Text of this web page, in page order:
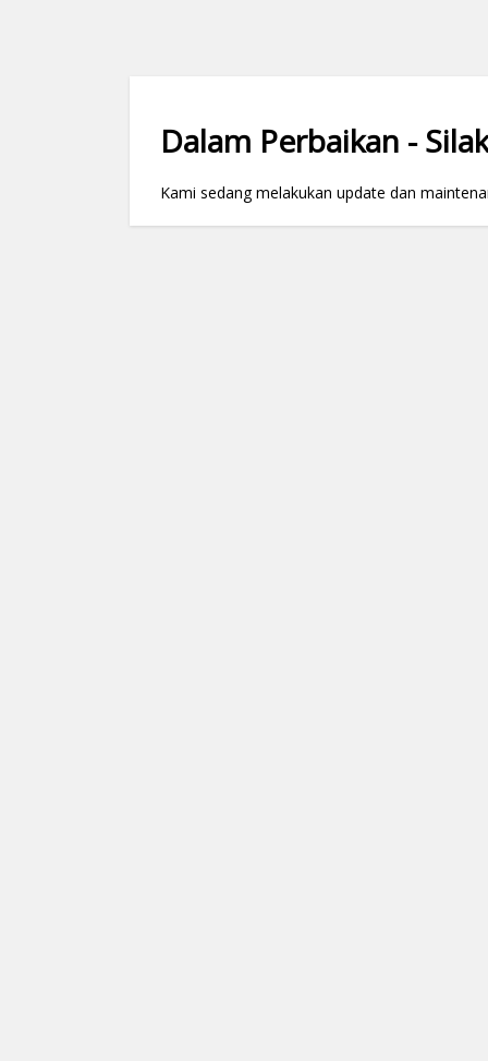
Dalam Perbaikan -
Kami sedang melakukan update dan